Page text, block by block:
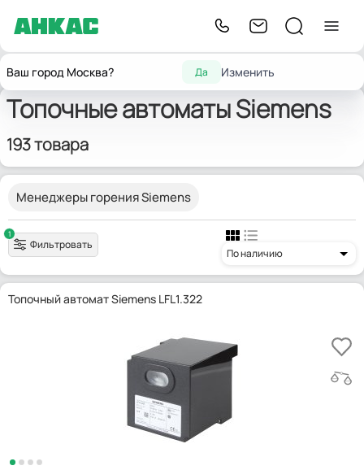
Ваш город Москва? Да Изменить
ГлавнаяЗапчасти для горелок Топочные автоматы
Топочные автоматы Siemens
193 товара
Менеджеры горения Siemens
1
Фильтровать
По наличию
Топочный автомат Siemens LFL1.322